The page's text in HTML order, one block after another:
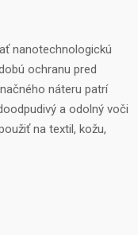
nanotechnologickú
ochranu pred
náteru patrí
a odolný voči
na textil, kožu,